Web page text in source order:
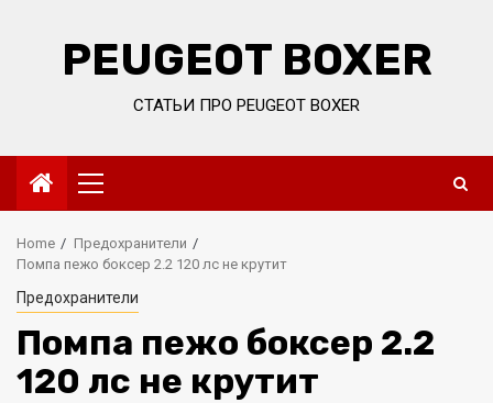
PEUGEOT BOXER
СТАТЬИ ПРО PEUGEOT BOXER
Primary
Menu
Home
Предохранители
Помпа пежо боксер 2.2 120 лс не крутит
Предохранители
Помпа пежо боксер 2.2
120 лс не крутит